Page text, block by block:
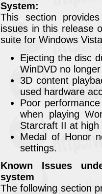
System:
This section
issues in this release
suite for Windows
Ejecting the disc
WinDVD no
3D content
used hardware
Poor
when playing
Starcraft II at
Medal of Honor
settings.
Known Issues
system
The following section